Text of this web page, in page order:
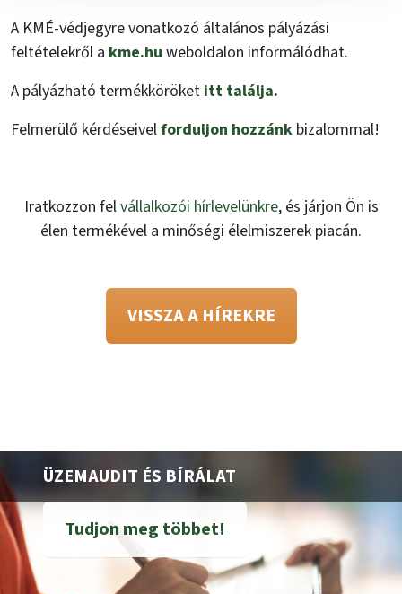
A KMÉ-védjegyre vonatkozó általános pályázási
feltételekről a kme.hu weboldalon informálódhat.
A pályázható termékköröket itt találja.
Felmerülő kérdéseivelforduljon hozzánk bizalommal!
Iratkozzon felvállalkozói hírlevelünkre, és járjon Ön is
élen termékével a minőségi élelmiszerek piacán.
VISSZA A HÍREKRE
ÜZEMAUDIT ÉS BÍRÁLAT
Tudjon meg többet!